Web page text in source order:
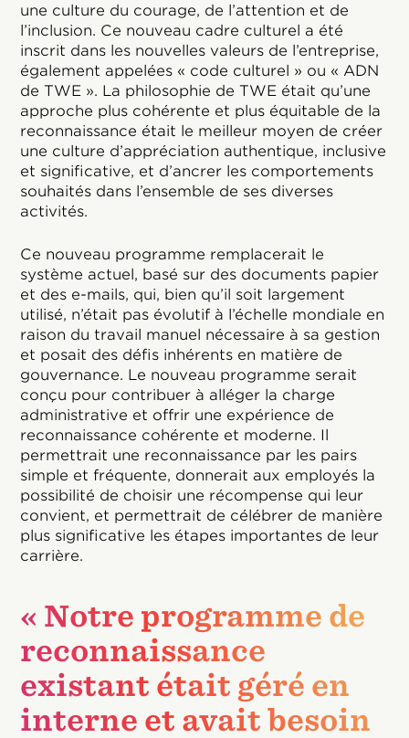
une culture du courage, de l’attention et de
l’inclusion. Ce nouveau cadre culturel a été
inscrit dans les nouvelles valeurs de l’entreprise,
également appelées « code culturel » ou « ADN
de TWE ». La philosophie de TWE était qu’une
approche plus cohérente et plus équitable de la
reconnaissance était le meilleur moyen de créer
une culture d’appréciation authentique, inclusive
et significative, et d’ancrer les comportements
souhaités dans l’ensemble de ses diverses
activités.
Ce nouveau programme remplacerait le
système actuel, basé sur des documents papier
et des e-mails, qui, bien qu’il soit largement
utilisé, n’était pas évolutif à l’échelle mondiale en
raison du travail manuel nécessaire à sa gestion
et posait des défis inhérents en matière de
gouvernance. Le nouveau programme serait
conçu pour contribuer à alléger la charge
administrative et offrir une expérience de
reconnaissance cohérente et moderne. Il
permettrait une reconnaissance par les pairs
simple et fréquente, donnerait aux employés la
possibilité de choisir une récompense qui leur
convient, et permettrait de célébrer de manière
plus significative les étapes importantes de leur
carrière.
« Notre programme de
reconnaissance
existant était géré en
interne et avait besoin